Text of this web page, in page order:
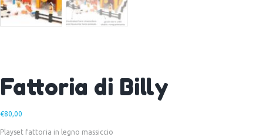
Fattoria di Billy
€80,00
Playset fattoria in legno massiccio